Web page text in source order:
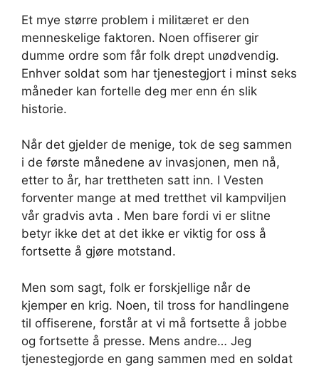
Et mye større problem i militæret er den
menneskelige faktoren. Noen offiserer gir
dumme ordre som får folk drept unødvendig.
Enhver soldat som har tjenestegjort i minst seks
måneder kan fortelle deg mer enn én slik
historie.
Når det gjelder de menige, tok de seg sammen
i de første månedene av invasjonen, men nå,
etter to år, har trettheten satt inn. I Vesten
forventer mange at med tretthet vil kampviljen
vår gradvis avta . Men bare fordi vi er slitne
betyr ikke det at det ikke er viktig for oss å
fortsette å gjøre motstand.
Men som sagt, folk er forskjellige når de
kjemper en krig. Noen, til tross for handlingene
til offiserene, forstår at vi må fortsette å jobbe
og fortsette å presse. Mens andre… Jeg
tjenestegjorde en gang sammen med en soldat